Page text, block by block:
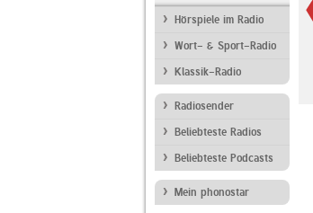
Hörspiele im Radio
Wort- & Sport-Radio
Klassik-Radio
Radiosender
Beliebteste Radios
Beliebteste Podcasts
Mein phonostar
Radio-Explosion Partyradio24